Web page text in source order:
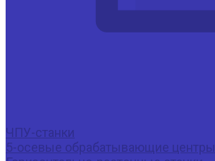
ЧПУ-станки
5-осевые обрабатывающие центры